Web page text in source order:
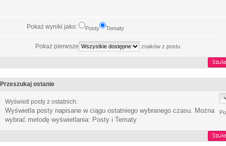
Pokaż wyniki jako: Posty Tematy
Pokaż pierwsze znaków z postu
Przeszukaj ostanie
Wyświetl posty z ostatnich:
Wyświetla posty napisane w ciągu ostatniego wybranego czasu. Można
wybrać metodę wyświetlania: Posty i Tematy